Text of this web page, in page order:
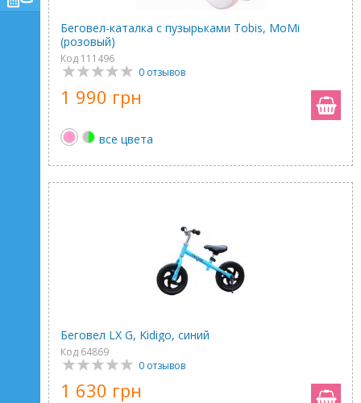
Беговел-каталка с пузырьками Tobis, MoMi
(розовый)
Код 111496
0 отзывов
1 990 грн
все цвета
Беговел LX G, Kidigo, синий
Код 64869
0 отзывов
1 630 грн